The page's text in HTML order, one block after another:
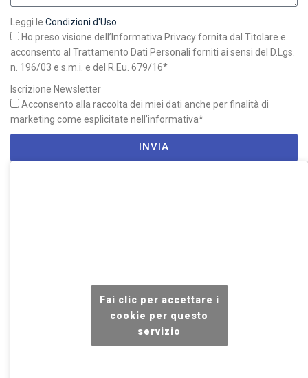
Leggi le Condizioni d'Uso
Ho preso visione dell’Informativa Privacy fornita dal Titolare e
acconsento al Trattamento Dati Personali forniti ai sensi del D.Lgs.
n. 196/03 e s.m.i. e del R.Eu. 679/16*
Iscrizione Newsletter
Acconsento alla raccolta dei miei dati anche per finalità di
marketing come esplicitate nell’informativa*
INVIA
Fai clic per accettare i
cookie per questo
servizio